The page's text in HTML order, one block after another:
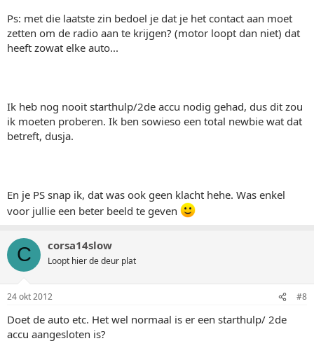
Ps: met die laatste zin bedoel je dat je het contact aan moet
zetten om de radio aan te krijgen? (motor loopt dan niet) dat
heeft zowat elke auto...
Ik heb nog nooit starthulp/2de accu nodig gehad, dus dit zou
ik moeten proberen. Ik ben sowieso een total newbie wat dat
betreft, dusja.
En je PS snap ik, dat was ook geen klacht hehe. Was enkel
voor jullie een beter beeld te geven
C corsa14slow
Loopt hier de deur plat
24 okt 2012 #8
Doet de auto etc. Het wel normaal is er een starthulp/ 2de
accu aangesloten is?